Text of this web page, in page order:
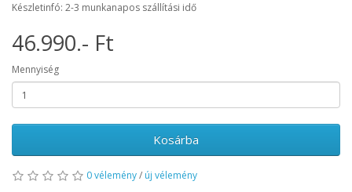
Készletinfó: 2-3 munkanapos szállítási idő
46.990.- Ft
Mennyiség
Kosárba
0 vélemény/ új vélemény